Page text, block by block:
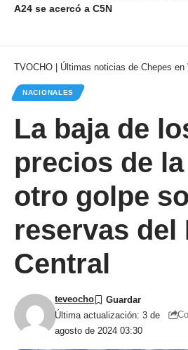
A24 se acercó a C5N
TVOCHO | Últimas noticias de Chepes en
NACIONALES
La baja de
precios de
otro golpe
reservas del
Central
Última actualización: 3 de
agosto de 2024 03:30
teveocho